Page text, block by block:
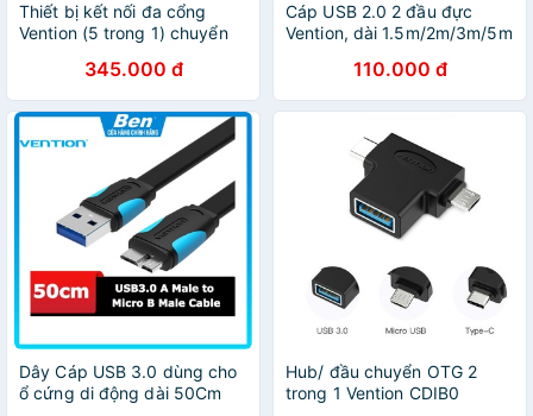
Thiết bị kết nối đa cổng
Vention (5 trong 1) chuyển
HDMI, cổng sạc PD và 3
cổng USB 3.0
345.000 đ
Cáp USB 2.0 2 đầu đực
Vention, dài 1.5m/2m/3m/5m
110.000 đ
Dây Cáp USB 3.0 dùng cho
ổ cứng di động dài 50Cm
Hub/ đầu chuyển OTG 2
trong 1 Vention CDIB0